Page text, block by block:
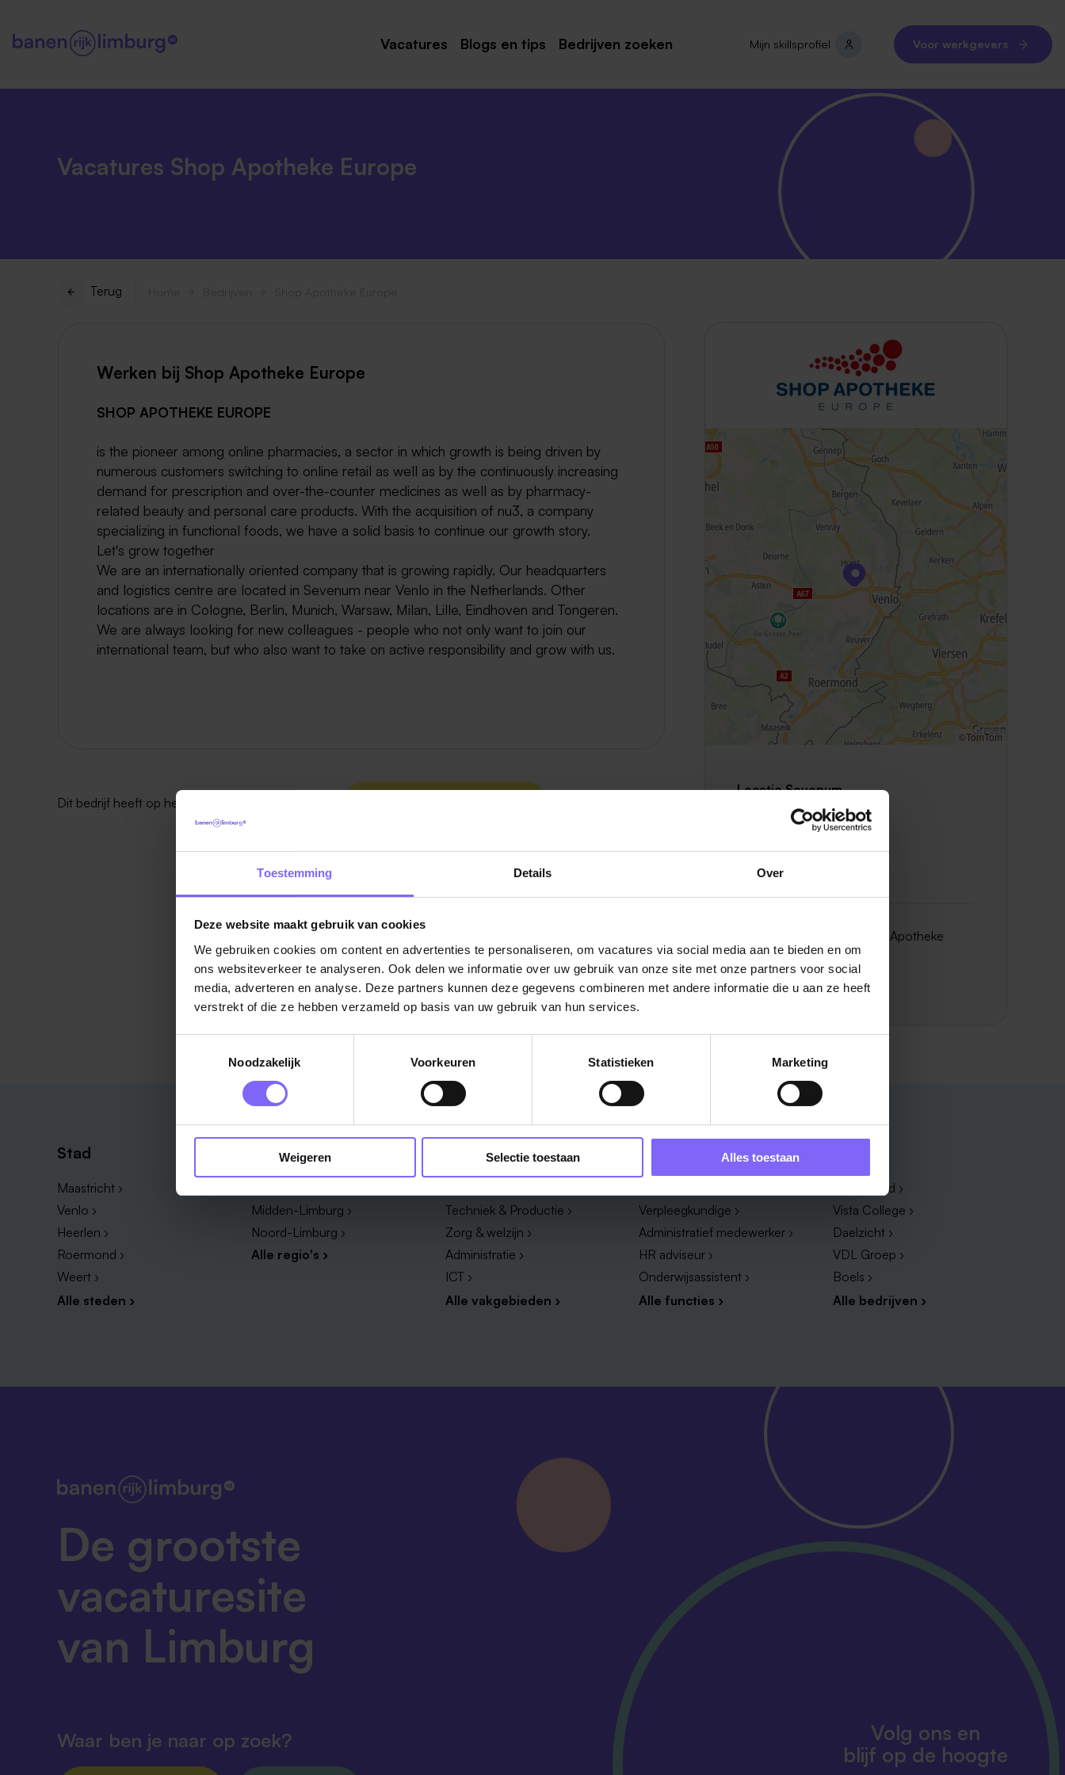
Toestemming Details Over
Deze website maakt gebruik van cookies
We gebruiken cookies om content en advertenties te personaliseren, om vacatures via social media aan te bieden en om
ons websiteverkeer te analyseren. Ook delen we informatie over uw gebruik van onze site met onze partners voor social
media, adverteren en analyse. Deze partners kunnen deze gegevens combineren met andere informatie die u aan ze heeft
verstrekt of die ze hebben verzameld op basis van uw gebruik van hun services.
Noodzakelijk
Voorkeuren Statistieken Marketing
Weigeren Selectie toestaan Alles toestaan
Vacatures
Maastricht
Blogs en tips Bedrijven zoeken Mijn skillsprofiel Voor werkgevers
Vacatures Shop Apotheke Europe
Terug
Werken bij Shop Apotheke Europe
SHOP APOTHEKE EUROPE
is the pioneer among online pharmacies, a sector in which growth is being driven by
numerous customers switching to online retail as well as by the continuously increasing
demand for prescription and over-the-counter medicines as well as by pharmacy-
related beauty and personal care products. With the acquisition of nu3, a company
specializing in functional foods, we have a solid basis to continue our growth story.
Let's grow together
We are an internationally oriented company that is growing rapidly. Our headquarters
and logistics centre are located in Sevenum near Venlo in the Netherlands. Other
locations are in Cologne, Berlin, Munich, Warsaw, Milan, Lille, Eindhoven and Tongeren.
We are always looking for new colleagues - people who not only want to join our
international team, but who also want to take on active responsibility and grow with us.
Dit bedrijf heeft op het moment
©TomTom
Locatie Sevenum
Locatie Sevenum
Toon alle 3 locaties
Meer informatie over Shop Apotheke
Europe?
Bezoek de website
Stad
Maastricht ›
Venlo ›
Heerlen ›
Roermond ›
Weert ›
Alle steden ›
Regio
Midden-Limburg ›
Noord-Limburg ›
Alle regio's ›
Vakgebied
Techniek & Productie ›
Zorg & welzijn ›
Administratie ›
ICT ›
Alle vakgebieden ›
Verpleegkundige ›
Administratief medewerker ›
HR adviseur ›
Onderwijsassistent ›
Alle functies ›
Zuyderland ›
Vista College ›
Daelzicht ›
VDL Groep ›
Boels ›
Alle bedrijven ›
De grootste
vacaturesite
van Limburg
Waar ben je naar op zoek?
Volg ons en
blijf op de hoogte